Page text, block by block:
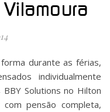
individualmente
Solutions no Hilton
pensão completa,